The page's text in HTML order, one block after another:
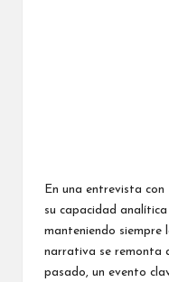
En una entrevista con
su capacidad
manteniendo siempre
narrativa se remonta
pasado, un evento